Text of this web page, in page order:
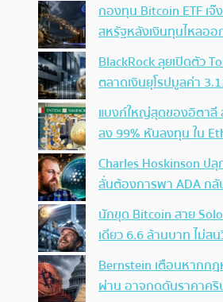
กองทุน Bitcoin ETF เจ๊
สหรัฐหลังเงินทุนไหลออ
BlackRock ลุยเปิดตัว
ตลาดเงินยุโรปมูลค่า
แบงก์ใหญ่สุดของอิตาลี
ลง 99% หันลงทุน ใน
Charles Hoskinson ป
ลั่นต้องการพา ADA กลั
นักขุด Bitcoin สาย
เดียว 6.6 ล้านบาท ไม่ส
Bernstein เตือนหากกฎ
ผ่าน อาจกดดันราคาคริ